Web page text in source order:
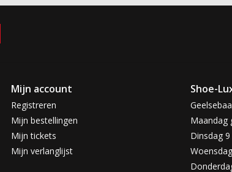
Mijn account
Registreren
Mijn bestellingen
Mijn tickets
Mijn verlanglijst
Shoe-
Maandag
Dinsdag